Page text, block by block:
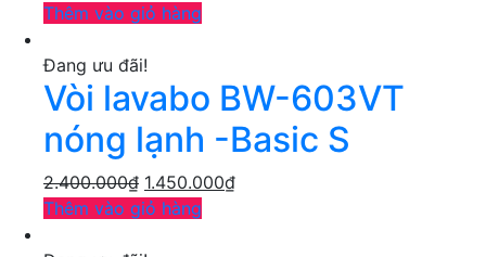
Thêm vào giỏ hàng
Đang ưu đãi!
Vòi lavabo BW-603VT
nóng lạnh -Basic S
2.400.000₫ 1.450.000₫
Thêm vào giỏ hàng